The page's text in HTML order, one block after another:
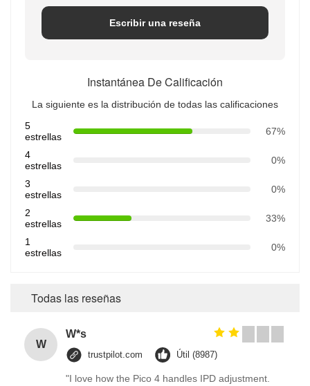
Escribir una reseña
Instantánea De Calificación
La siguiente es la distribución de todas las calificaciones
5
estrellas
67%
4
estrellas
0%
3
estrellas
0%
2
estrellas
33%
1
estrellas
0%
Todas las reseñas
W
W*s
trustpilot.com Útil (8987)
"I love how the Pico 4 handles IPD adjustment.